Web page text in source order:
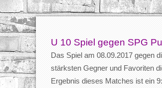
U 10 Spiel gegen SPG
Das Spiel am 08.09.2017 gegen
stärksten Gegner und Favoriten
Ergebnis dieses Matches ist ein